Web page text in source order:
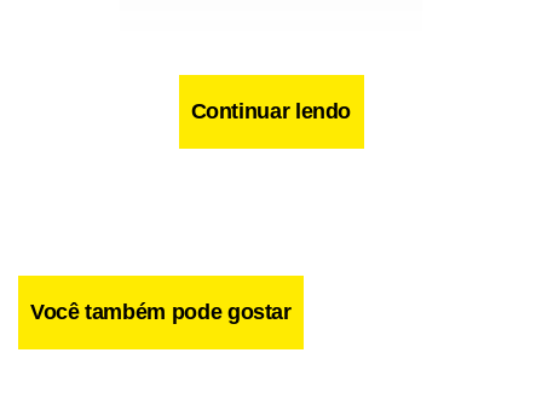
Continuar lendo
Você também pode gostar